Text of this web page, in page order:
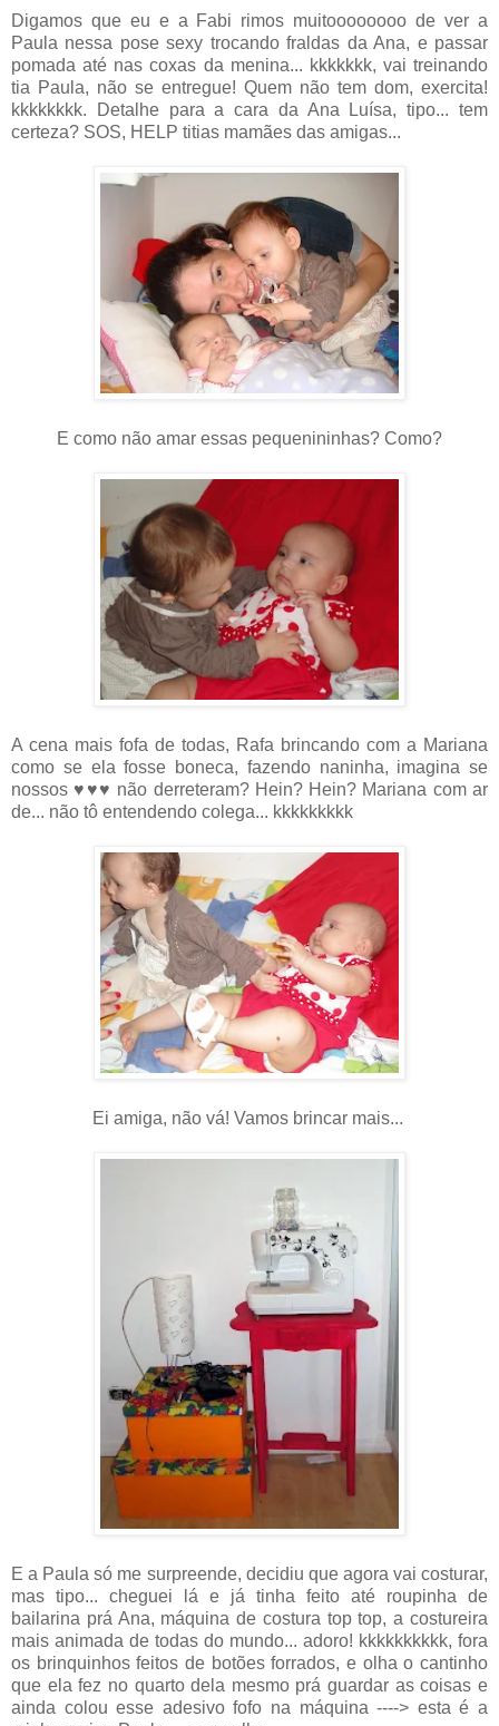
Digamos que eu e a Fabi rimos muitoooooooo de ver a
Paula nessa pose sexy trocando fraldas da Ana, e passar
pomada até nas coxas da menina... kkkkkkk, vai treinando
tia Paula, não se entregue! Quem não tem dom, exercita!
kkkkkkkk. Detalhe para a cara da Ana Luísa, tipo... tem
certeza? SOS, HELP titias mamães das amigas...
E como não amar essas pequenininhas? Como?
A cena mais fofa de todas, Rafa brincando com a Mariana
como se ela fosse boneca, fazendo naninha, imagina se
nossos ♥♥♥ não derreteram? Hein? Hein? Mariana com ar
de... não tô entendendo colega... kkkkkkkkk
Ei amiga, não vá! Vamos brincar mais...
E a Paula só me surpreende, decidiu que agora vai costurar,
mas tipo... cheguei lá e já tinha feito até roupinha de
bailarina prá Ana, máquina de costura top top, a costureira
mais animada de todas do mundo... adoro! kkkkkkkkkk, fora
os brinquinhos feitos de botões forrados, e olha o cantinho
que ela fez no quarto dela mesmo prá guardar as coisas e
ainda colou esse adesivo fofo na máquina ----> esta é a